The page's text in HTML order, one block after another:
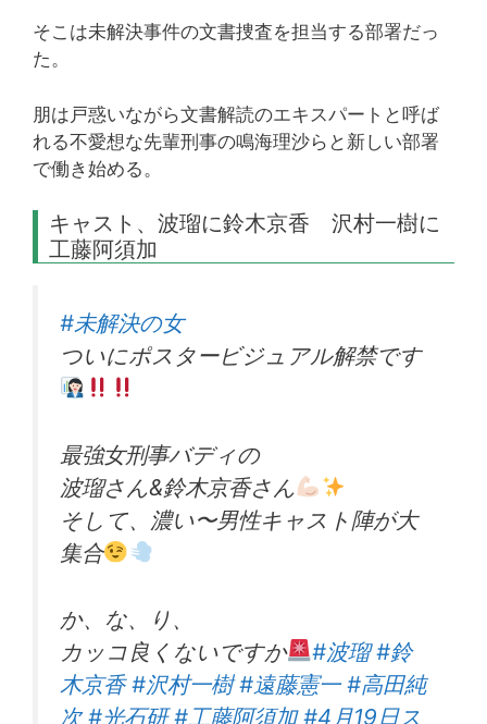
そこは未解決事件の文書捜査を担当する部署だっ
た。
朋は戸惑いながら文書解読のエキスパートと呼ば
れる不愛想な先輩刑事の鳴海理沙らと新しい部署
で働き始める。
キャスト、波瑠に鈴木京香 沢村一樹に
工藤阿須加
#未解決の女
ついにポスタービジュアル解禁です
最強女刑事バディの
波瑠さん&鈴木京香さん
そして、濃い〜男性キャスト陣が大
集合
か、な、り、
カッコ良くないですか
#波瑠 #鈴
木京香 #沢村一樹 #遠藤憲一 #高田純
次 #光石研 #工藤阿須加 #4月19日ス